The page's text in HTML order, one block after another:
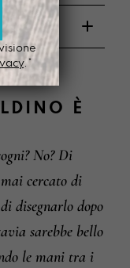
È
No? Di
cercato di
disegnarlo dopo
sarebbe bello
le mani tra i
.*